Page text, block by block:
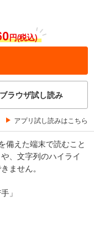
円(税込)
ブラウザ試し読み
アプリ試し読みはこちら
備えた端末で読むこと
、文字列のハイライ
ません。
」